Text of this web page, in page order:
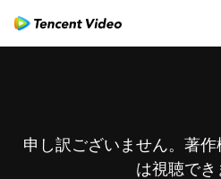
申し訳ございません。著
は視聴でき